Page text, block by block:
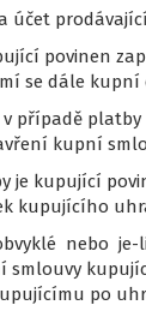
povinen
se dále
případě
kupní
je kupující
kupujícího
nebo je-
smlouvy
po